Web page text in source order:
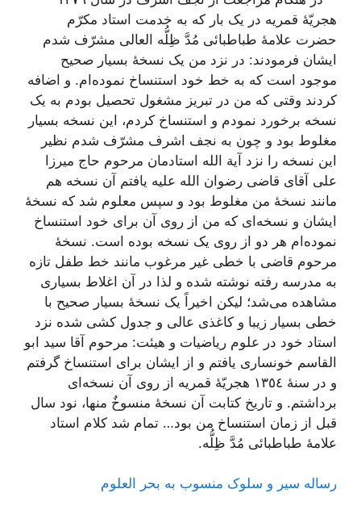
هجریّۀ قمریه در یک بار که به خدمت استاد مکرّم
حضرت علامۀ طباطبائى مُدَّ ظِلُّه العالى مشرّف شدم
ایشان فرمودند: در نزد من یک نسخۀ بسیار صحیح
موجود است که به خط خود استنساخ نموده‌ام. و اضافه
کردند وقتى که من در تبریز مشغول تحصیل بودم به یک
نسخه برخورد نمودم و استنساخ کردم، این نسخه بسیار
مغلوط بود و چون به نجف اشرف مشرّف شدم نظیر
این نسخه را نزد آیة الله استادمان مرحوم حاج میرزا
على آقاى قاضى رضوان الله علیه یافتم آن نسخه هم
مانند نسخۀ من مغلوط بود و سپس معلوم شد که نسخۀ
ایشان و نسخه‌اى که من از روى آن براى خود استنساخ
نموده‌ام هر دو از روى یک نسخه بوده است. نسخۀ
مرحوم قاضى با خطى غیر مرغوب مانند خط طفل تازه
به مدرسه رفته نوشته شده و لذا در آن اغلاط بسیارى
مشاهده مى‌شد؛ لیکن اخیراً یک نسخۀ بسیار صحیح با
خطى بسیار زیبا و کاغذى عالى و جدول کشى شده نزد
استاد خود در علوم ریاضیات و هیئت: مرحوم آقا سید ابو
القاسم خونسارى یافتم و از ایشان براى استنساخ گرفتم
و در سنۀ ١٣٥٤ هجریّۀ قمریه از روى آن نسخه‌اى
برداشتم. و تاریخ کتابت آن نسخۀ منسوخٌ منها، نود سال
قبل از زمان استنساخ من بود… تمام شد کلام استاد
علامۀ طباطبائى مُدَّ ظِلُّه.
رساله سیر و سلوک منسوب به بحر العلوم